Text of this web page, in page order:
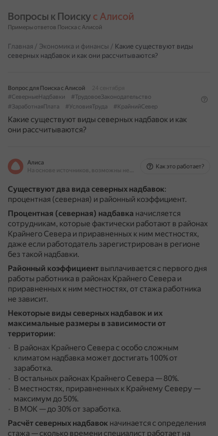
Вопросы к Поиску с Алисой
Примеры ответов Поиска с Алисой
Главная / Экономика и финансы / Какие существуют виды
северных надбавок и как они рассчитываются?
Вопрос для Поиска с Алисой
24 сентября
#СеверныеНадбавки
#ТрудовоеЗаконодательство
#ЗаработнаяПлата
#УсловияТруда #КрайнийСевер
Какие существуют виды северных надбавок и как
они рассчитываются?
Алиса
На основе источников, возможны неточности
Как это работает?
Существуют два вида северных надбавок:
процентная (северная) и районный коэффициент.
Процентная (северная) надбавка начисляется
сотрудникам, которые фактически работают в районах
Крайнего Севера и приравненных к ним местностях,
даже если работодатель зарегистрирован в регионе
без такой надбавки.
Районный коэффициент выплачивается с первого дня
работы работника в районах Крайнего Севера и
приравненных к ним местностях, от стажа работника
не зависит.
Некоторые виды северных надбавок и их
максимальные размеры в зависимости от
территории:
В районах Крайнего Севера с особо сложным
климатом надбавка может достигать 100% от
заработка.
В остальных районах Крайнего Севера — 80%.
В местностях, приравненных к Крайнему Северу —
максимум до 50%.
В МОК — до 30% от заработка.
Расчёт северных надбавок начинается с определения
стажа — сколько времени специалист работает на